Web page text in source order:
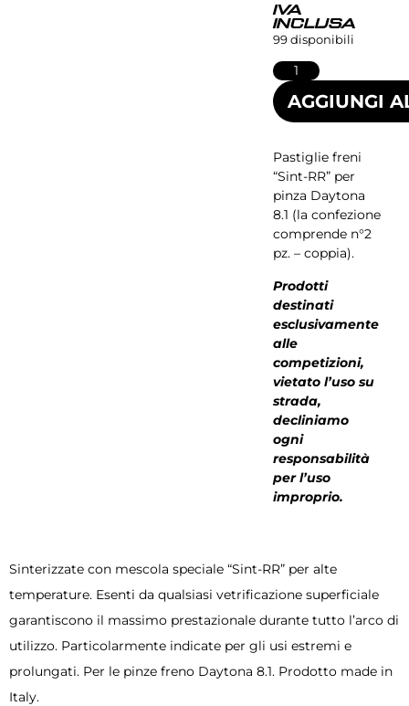
IVA
INCLUSA
99 disponibili
AGGIUNGI
Pastiglie freni
“Sint-RR” per
pinza Daytona
8.1 (la confezione
comprende n°2
pz. – coppia).
Prodotti
destinati
esclusivamente
alle
competizioni,
vietato l’uso su
strada,
decliniamo
ogni
responsabilità
per l’uso
improprio.
Sinterizzate con mescola speciale “Sint-RR” per alte
temperature. Esenti da qualsiasi vetrificazione superficiale
garantiscono il massimo prestazionale durante tutto l’arco di
utilizzo. Particolarmente indicate per gli usi estremi e
prolungati. Per le pinze freno Daytona 8.1. Prodotto made in
Italy.